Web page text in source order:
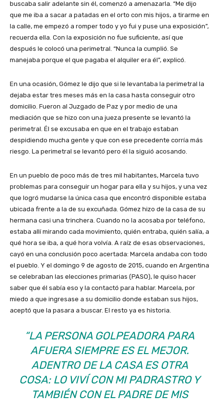
buscaba salir adelante sin él, comenzó a amenazarla. “Me dijo
que me iba a sacar a patadas en el orto con mis hijos, a tirarme en
la calle, me empezó a romper todo y yo fui y puse una exposición”,
recuerda ella. Con la exposición no fue suficiente, así que
después le colocó una perimetral. “Nunca la cumplió. Se
manejaba porque el que pagaba el alquiler era él”, explicó.
En una ocasión, Gómez le dijo que si le levantaba la perimetral la
dejaba estar tres meses más en la casa hasta conseguir otro
domicilio. Fueron al Juzgado de Paz y por medio de una
mediación que se hizo con una jueza presente se levantó la
perimetral. Él se excusaba en que en el trabajo estaban
despidiendo mucha gente y que con ese precedente corría más
riesgo. La perimetral se levantó pero él la siguió acosando.
En un pueblo de poco más de tres mil habitantes, Marcela tuvo
problemas para conseguir un hogar para ella y su hijos, y una vez
que logró mudarse la única casa que encontró disponible estaba
ubicada frente a la de su excuñada. Gómez hizo de la casa de su
hermana casi una trinchera. Cuando no la acosaba por teléfono,
estaba allí mirando cada movimiento, quién entraba, quién salía, a
qué hora se iba, a qué hora volvía. A raíz de esas observaciones,
cayó en una conclusión poco acertada: Marcela andaba con todo
el pueblo. Y el domingo 9 de agosto de 2015, cuando en Argentina
se celebraban las elecciones primarias (PASO), le quiso hacer
saber que él sabía eso y la contactó para hablar. Marcela, por
miedo a que ingresase a su domicilio donde estaban sus hijos,
aceptó que la pasara a buscar. El resto ya es historia.
“LA PERSONA GOLPEADORA PARA
AFUERA SIEMPRE ES EL MEJOR.
ADENTRO DE LA CASA ES OTRA
COSA: LO VIVÍ CON MI PADRASTRO Y
TAMBIÉN CON EL PADRE DE MIS